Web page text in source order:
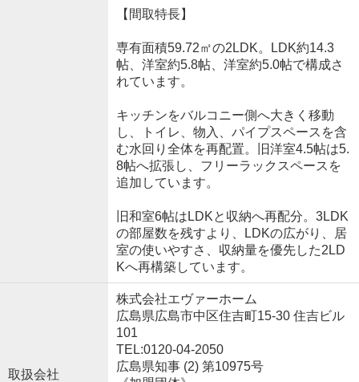
【間取特長】
専有面積59.72㎡の2LDK。LDK約14.3
帖、洋室約5.8帖、洋室約5.0帖で構成さ
れています。
キッチンをバルコニー側へ大きく移動
し、トイレ、物入、パイプスペースを含
む水回り全体を再配置。旧洋室4.5帖は5.
8帖へ拡張し、フリーラックスペースを
追加しています。
旧和室6帖はLDKと収納へ再配分。3LDK
の部屋数を残すより、LDKの広がり、居
室の使いやすさ、収納量を優先した2LD
Kへ再構築しています。
取扱会社
株式会社エヴァーホーム
広島県広島市中区住吉町15-30 住吉ビル
101
TEL:0120-04-2050
広島県知事 (2) 第10975号